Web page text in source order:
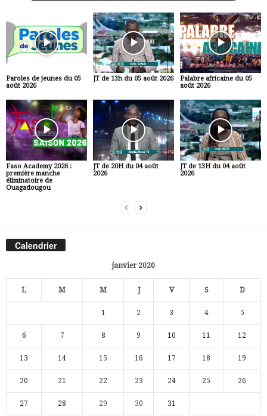
Paroles de jeunes du 05
août 2026
JT de 13h du 05 août 2026
Palabre africaine du 05
août 2026
Faso Academy 2026 :
première manche
éliminatoire de
Ouagadougou
JT de 20H du 04 août
2026
JT de 13H du 04 août
2026
Calendrier
janvier 2020
L M M J V S D
1 2 3 4 5
6 7 8 9 10 11 12
13 14 15 16 17 18 19
20 21 22 23 24 25 26
27 28 29 30 31